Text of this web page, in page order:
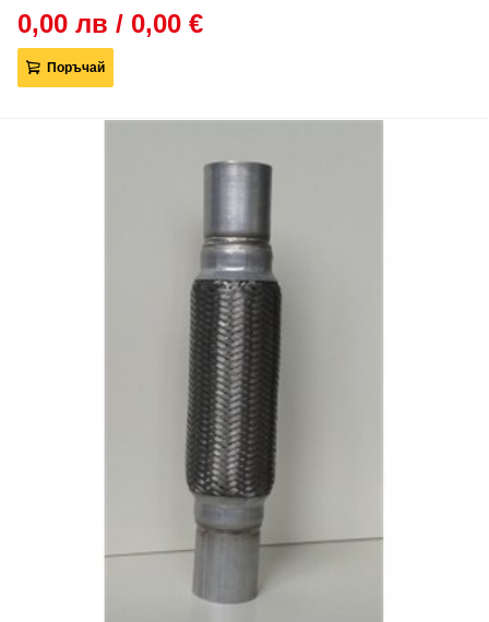
0,00 лв / 0,00 €
Поръчай